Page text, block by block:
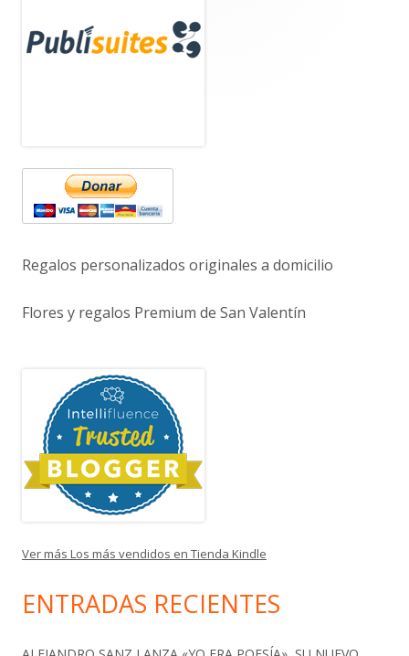
lateral
principal
Regalos personalizados originales a domicilio
Flores y regalos Premium de San Valentín
Ver más Los más vendidos en Tienda Kindle
ENTRADAS RECIENTES